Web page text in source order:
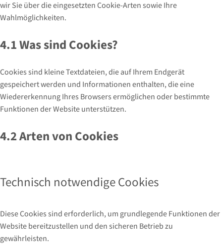
wir Sie über die eingesetzten Cookie-Arten sowie Ihre
Wahlmöglichkeiten.
4.1 Was sind Cookies?
Cookies sind kleine Textdateien, die auf Ihrem Endgerät
gespeichert werden und Informationen enthalten, die eine
Wiedererkennung Ihres Browsers ermöglichen oder bestimmte
Funktionen der Website unterstützen.
4.2 Arten von Cookies
Technisch notwendige Cookies
Diese Cookies sind erforderlich, um grundlegende Funktionen der
Website bereitzustellen und den sicheren Betrieb zu
gewährleisten.